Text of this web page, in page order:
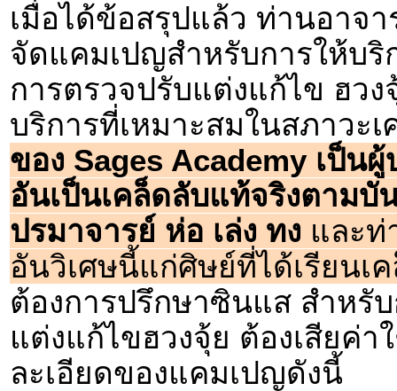
เมื่อได้ข้อสรุปแล้ว ท่านอาจา
จัดแคมเปญสำหรับการให้บริ
การตรวจปรับแต่งแก้ไข ฮว
บริการที่เหมาะสมในสภาวะ
ของ Sages Academy เป็น
อันเป็นเคล็ดลับแท้จริงตามบั
ปรมาจารย์ ห่อ เล่ง ทง และท่
อันวิเศษนี้แก่ศิษย์ที่ได้เรียนเ
ต้องการปรึกษาซินแส สำหรั
แต่งแก้ไขฮวงจุ้ย ต้องเสียค่า
ละเอียดของแคมเปญดังนี้